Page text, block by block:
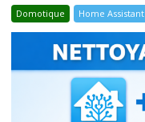
Domotique Home Assistant